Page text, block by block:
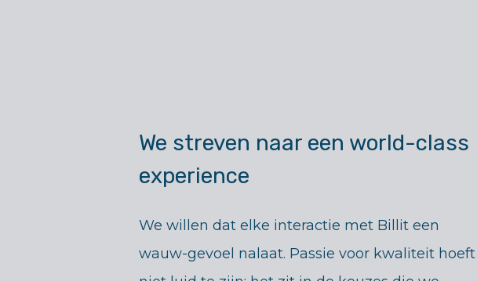
We streven naar een world-class
experience
We willen dat elke interactie met Billit een
wauw-gevoel nalaat. Passie voor kwaliteit hoeft